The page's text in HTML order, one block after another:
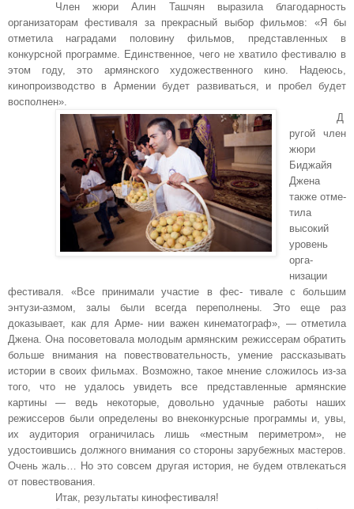
Член жюри Алин Ташчян выразила благодарность
организаторам фестиваля за прекрасный выбор фильмов: «Я бы
отметила наградами половину фильмов, представленных в
конкурсной программе. Единственное, чего не хватило фестивалю в
этом году, это армянского художественного кино. Надеюсь,
кинопроизводство в Армении будет развиваться, и пробел будет
восполнен».
Д
ругой член
жюри
Биджайя
Джена
также отме-
тила
высокий
уровень
орга-
низации
фестиваля. «Все принимали участие в фес- тивале с большим
энтузи-азмом, залы были всегда переполнены. Это еще раз
доказывает, как для Арме- нии важен кинематограф», — отметила
Джена. Она посоветовала молодым армянским режиссерам обратить
больше внимания на повествовательность, умение рассказывать
истории в своих фильмах. Возможно, такое мнение сложилось из-за
того, что не удалось увидеть все представленные армянские
картины — ведь некоторые, довольно удачные работы наших
режиссеров были определены во внеконкурсные программы и, увы,
их аудитория ограничилась лишь «местным периметром», не
удостоившись должного внимания со стороны зарубежных мастеров.
Очень жаль… Но это совсем другая история, не будем отвлекаться
от повествования.
Итак, результаты кинофестиваля!